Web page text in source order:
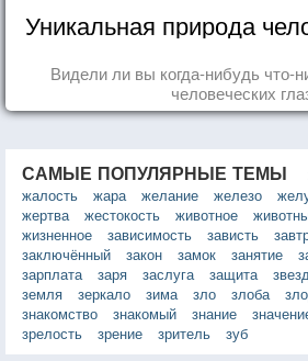
Уникальная природа
Видели ли вы когда-нибудь что-
человеческих
САМЫЕ ПОПУЛЯРНЫЕ ТЕМЫ
жалость
жара желание железо
жертва
жестокость животное
жизненное
зависимость зависть
заключённый
закон замок занятие
зарплата
заря заслуга защита
земля
зеркало зима зло злоба
знакомство
знакомый знание
зрелость
зрение зритель зуб